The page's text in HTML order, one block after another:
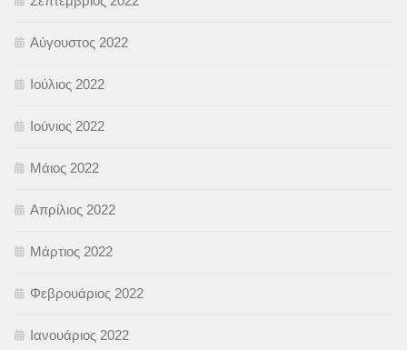
Αύγουστος 2022
Ιούλιος 2022
Ιούνιος 2022
Μάιος 2022
Απρίλιος 2022
Μάρτιος 2022
Φεβρουάριος 2022
Ιανουάριος 2022